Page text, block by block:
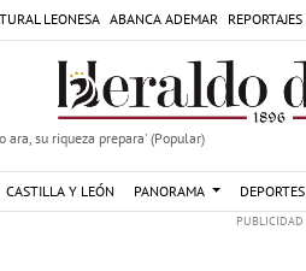
LEONESA ABANCA ADEMAR REPORTAJES
ara, su riqueza prepara' (Popular)
CASTILLA Y LEÓN PANORAMA DEPORTES